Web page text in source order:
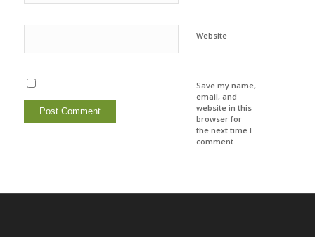
Website
Save my name,
email, and
website in this
browser for
the next time I
comment.